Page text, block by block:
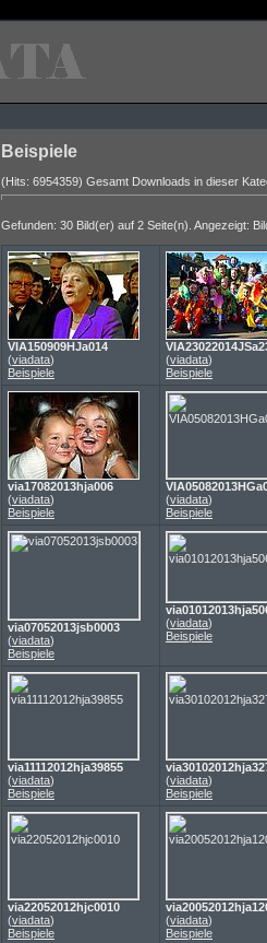
Beispiele
(Hits: 6954359) Gesamt Downloads in dieser
Gefunden: 30 Bild(er) auf 2 Seite(n). Angezeigt:
VIA150909HJa014
(viadata)
Beispiele
(viadata)
Beispiele
via17082013hja006
(viadata)
Beispiele
(viadata)
Beispiele
via07052013jsb0003
(viadata)
Beispiele
(viadata)
Beispiele
via11112012hja39855
(viadata)
Beispiele
(viadata)
Beispiele
via22052012hjc0010
(viadata)
Beispiele
(viadata)
Beispiele